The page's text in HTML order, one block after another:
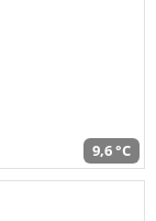
9,6 °C